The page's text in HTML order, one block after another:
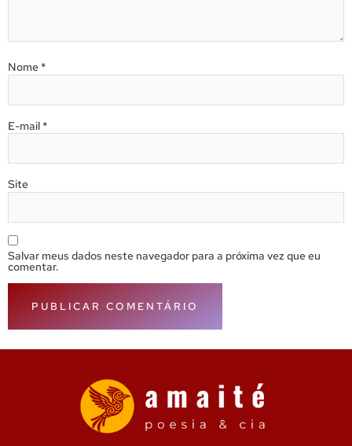
Nome *
E-mail *
Site
Salvar meus dados neste navegador para a próxima vez que eu
comentar.